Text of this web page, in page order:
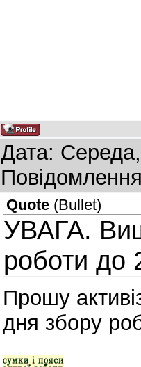
Дата:
Quote (Bullet)
УВАГА.
роботи до
Прошу
дня збору